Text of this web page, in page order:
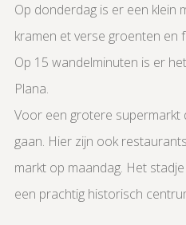
Op donderdag is er een klein
kramen et verse groenten en
Op 15 wandelminuten is er
Plana.
Voor een grotere supermarkt
gaan. Hier zijn ook
markt op maandag. Het
een prachtig historisch